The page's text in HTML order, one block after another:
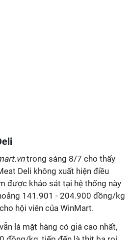
trong sáng 8/7 cho thấy
Deli không xuất hiện điều
được khảo sát tại hệ thống này
141.901 - 204.900 đồng/kg
hội viên của WinMart.
là mặt hàng có giá cao nhất,